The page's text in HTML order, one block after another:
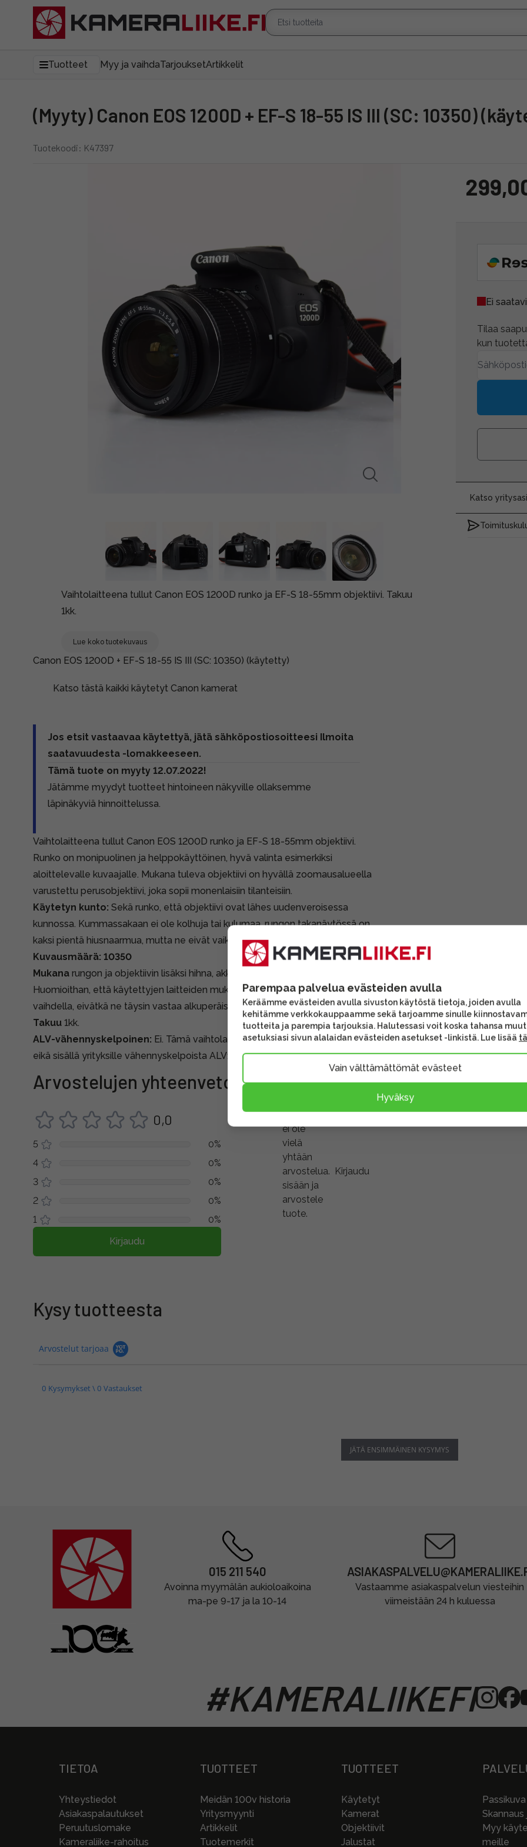
Tuotteet Myy ja vaihdaTarjouksetArtikkelit
(Myyty) Canon EOS 1200D + EF-S 18-55 IS III (SC: 10350)
Tuotekoodi: K47397
Vaihtolaitteena tullut Canon EOS 1200D runko ja EF-S 18-55mm objektiivi. Takuu
1kk.
Lue koko tuotekuvaus
Ei
Tilaa
kun
Katso
Canon EOS 1200D + EF-S 18-55 IS III (SC: 10350) (käytetty)
Katso tästä kaikki käytetyt Canon kamerat
Jos etsit vastaavaa käytettyä, jätä sähköpostiosoitteesi Ilmoita
saatavuudesta -lomakkeeseen.
Tämä tuote on myyty 12.07.2022!
Jätämme myydyt tuotteet hintoineen näkyville ollaksemme
läpinäkyviä hinnoittelussa.
Vaihtolaitteena tullut Canon EOS 1200D runko ja EF-S 18-55mm objektiivi.
Runko on monipuolinen ja helppokäyttöinen, hyvä valinta esimerkiksi
aloittelevalle kuvaajalle. Mukana tuleva objektiivi on hyvällä zoomausalueella
varustettu perusobjektiivi, joka sopii monenlaisiin tilanteisiin.
Käytetyn kunto: Sekä runko, että objektiivi ovat lähes uudenveroisessa
kunnossa. Kummassakaan ei ole kolhuja tai kulumaa, rungon takanäytössä on
kaksi pientä hiusnaarmua, mutta ne eivät vaikuta käyttöön.
Kuvausmäärä: 10350
Mukana rungon ja objektiivin lisäksi hihna, akku ja laturi.
Huomioithan, että käytettyjen laitteiden mukana tulevat lisävarusteet voivat
vaihdella, eivätkä ne täysin vastaa alkuperäispakkauksen sisältöä.
Takuu 1kk.
ALV-vähennyskelpoinen: Ei. Tämä vaihtolaite on tullut yksityishenkilöltä
eikä sisällä yrityksille vähennyskelpoista ALV:a.
Arvostelujen yhteenveto
0,0
5
0%
4
0%
3
0%
2
0%
1
0%
Kirjaudu
Tuotteella
ei ole
vielä
yhtään
arvostelua. Kirjaudu
sisään ja
arvostele
tuote.
Kysy tuotteesta
Arvostelut tarjoaa
0 Kysymykset \ 0 Vastaukset
JÄTÄ ENSIMMÄINEN KYSYMYS
015 211 540
Avoinna myymälän aukioloaikoina
ma-pe 9-17 ja la 10-14
Vastaamme asiakaspalvelun viesteihin
viimeistään 24 h kuluessa
#KAMERALIIKEFI
TIETOA
Yhteystiedot
Asiakaspalautukset
Peruutuslomake
Kameraliike-rahoitus
TUOTTEET
Meidän 100v historia
Yritysmyynti
Artikkelit
Tuotemerkit
TUOTTEET
Käytetyt
Kamerat
Objektiivit
Jalustat
Passikuva
Myy
meille
Parempaa palvelua evästeiden avulla
Keräämme evästeiden avulla sivuston käytöstä tietoja, joiden avulla
kehitämme verkkokauppaamme sekä tarjoamme sinulle
tuotteita ja parempia tarjouksia. Halutessasi voit koska tahansa
asetuksiasi sivun alalaidan evästeiden asetukset -linkistä. Lue lisää
Vain välttämättömät evästeet
Hyväksy